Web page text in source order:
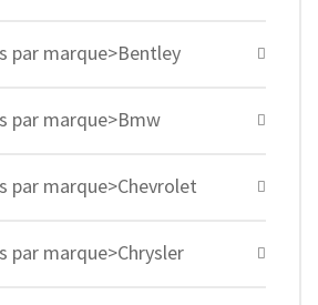
par marque>Bentley
par marque>Bmw
par marque>Chevrolet
par marque>Chrysler